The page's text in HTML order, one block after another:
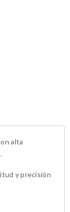
alta
y precisión